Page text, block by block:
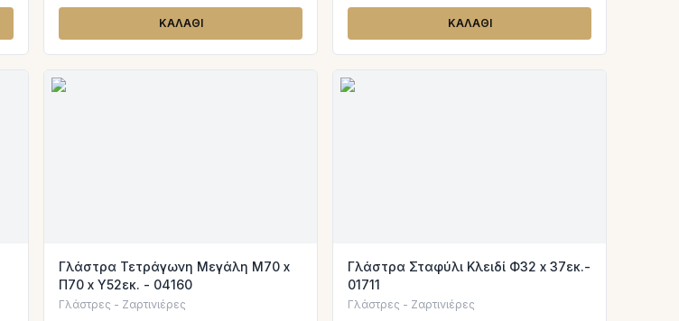
ΚΑΛΑΘΙ ΚΑΛΑΘΙ
Γλάστρα Τετράγωνη Μεγάλη Μ70 x
Π70 x Υ52εκ. - 04160
Γλάστρες - Ζαρτινιέρες
Γλάστρα Σταφύλι Κλειδί Φ32 x 37εκ.-
01711
Γλάστρες - Ζαρτινιέρες